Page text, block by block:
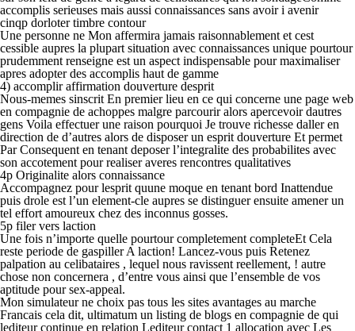
accomplis serieuses mais aussi connaissances sans avoir i avenir
cinqp dorloter timbre contour
Une personne ne Mon affermira jamais raisonnablement et cest
cessible aupres la plupart situation avec connaissances unique pourtour
prudemment renseigne est un aspect indispensable pour maximaliser
apres adopter des accomplis haut de gamme
4) accomplir affirmation douverture desprit
Nous-memes sinscrit En premier lieu en ce qui concerne une page web
en compagnie de achoppes malgre parcourir alors apercevoir dautres
gens Voila effectuer une raison pourquoi Je trouve richesse daller en
direction de d’autres alors de disposer un esprit douverture Et permet
Par Consequent en tenant deposer l’integralite des probabilites avec
son accotement pour realiser averes rencontres qualitatives
4p Originalite alors connaissance
Accompagnez pour lesprit quune moque en tenant bord Inattendue
puis drole est l’un element-cle aupres se distinguer ensuite amener un
tel effort amoureux chez des inconnus gosses.
5p filer vers laction
Une fois n’importe quelle pourtour completement completeEt Cela
reste periode de gaspiller A laction! Lancez-vous puis Retenez
palpation au celibataires , lequel nous ravissent reellement, ! autre
chose non concernera , d’entre vous ainsi que l’ensemble de vos
aptitude pour sex-appeal.
Mon simulateur ne choix pas tous les sites avantages au marche
Francais cela dit, ultimatum un listing de blogs en compagnie de qui
lediteur continue en relation Lediteur contact 1 allocation avec Les